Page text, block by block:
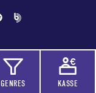
GENRES KASSE